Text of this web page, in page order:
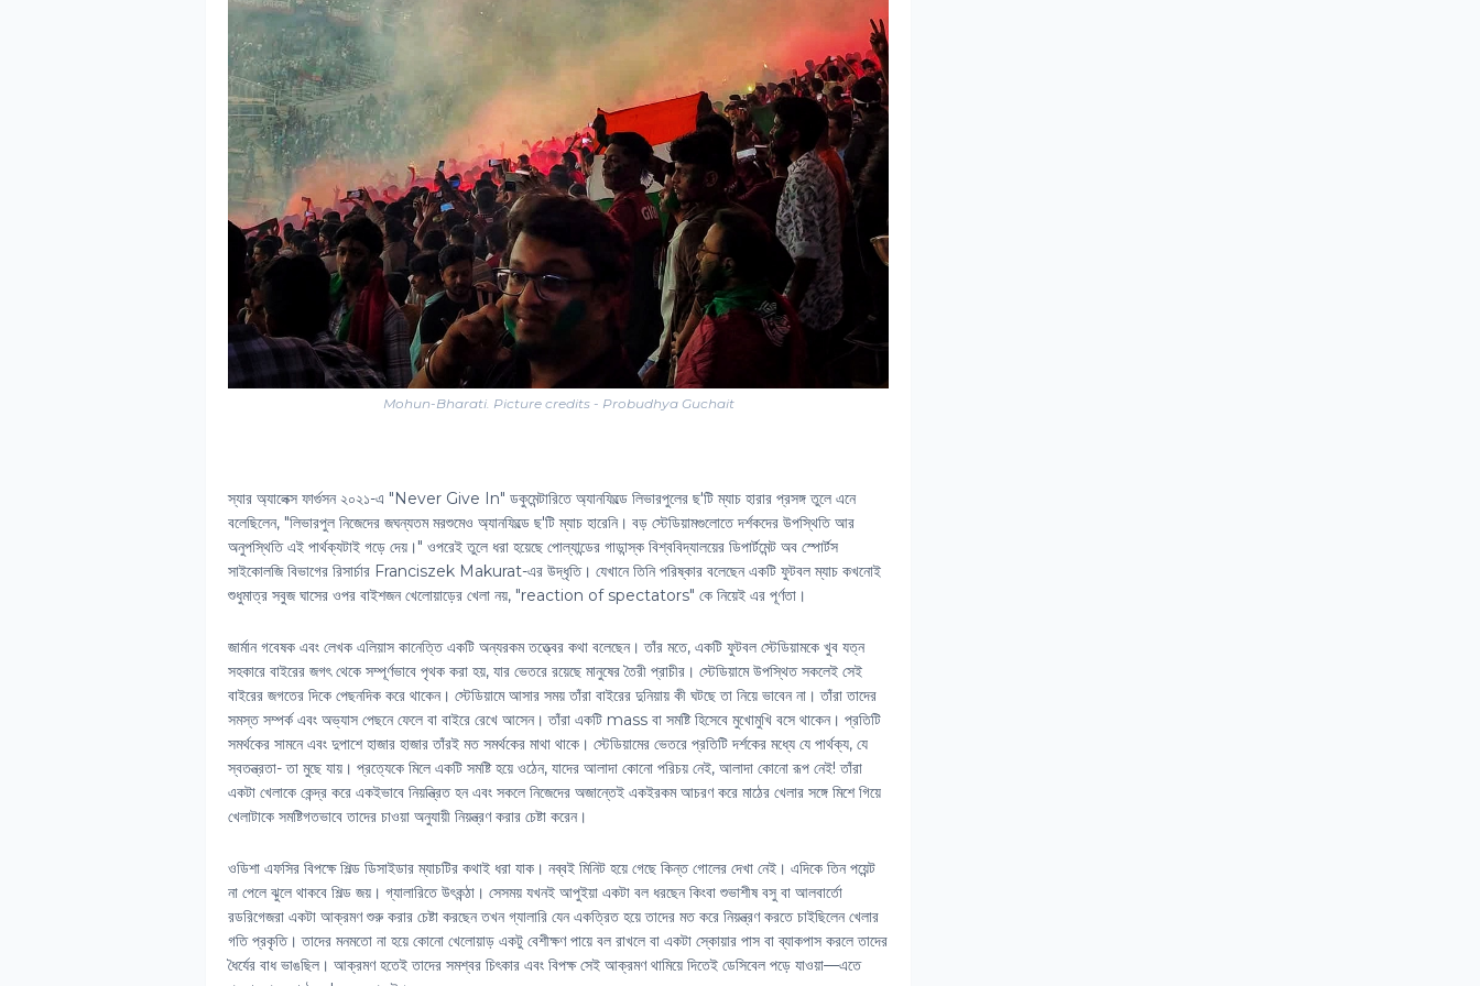
Mohun-Bharati. Picture credits - Probudhya Guchait
স্যার অ্যালেক্স ফার্গুসন ২০২১-এ "Never Give In" ডকুমেন্টারিতে অ্যানফিল্ডে লিভারপুলের ছ'টি ম্যাচ হারার প্রসঙ্গ তুলে এনে
বলেছিলেন, "লিভারপুল নিজেদের জঘন্যতম মরশুমেও অ্যানফিল্ডে ছ'টি ম্যাচ হারেনি। বড় স্টেডিয়ামগুলোতে দর্শকদের উপস্থিতি আর
অনুপস্থিতি এই পার্থক্যটাই গড়ে দেয়।" ওপরেই তুলে ধরা হয়েছে পোল্যান্ডের গাডান্স্ক বিশ্ববিদ্যালয়ের ডিপার্টমেন্ট অব স্পোর্টস
সাইকোলজি বিভাগের রিসার্চার Franciszek Makurat-এর উদ্ধৃতি। যেখানে তিনি পরিষ্কার বলেছেন একটি ফুটবল ম্যাচ কখনোই
শুধুমাত্র সবুজ ঘাসের ওপর বাইশজন খেলোয়াড়ের খেলা নয়, "reaction of spectators" কে নিয়েই এর পূর্ণতা।
জার্মান গবেষক এবং লেখক এলিয়াস কানেত্তি একটি অন্যরকম তত্ত্বের কথা বলেছেন। তাঁর মতে, একটি ফুটবল স্টেডিয়ামকে খুব যত্ন
সহকারে বাইরের জগৎ থেকে সম্পূর্ণভাবে পৃথক করা হয়, যার ভেতরে রয়েছে মানুষের তৈরী প্রাচীর। স্টেডিয়ামে উপস্থিত সকলেই সেই
বাইরের জগতের দিকে পেছনদিক করে থাকেন। স্টেডিয়ামে আসার সময় তাঁরা বাইরের দুনিয়ায় কী ঘটছে তা নিয়ে ভাবেন না। তাঁরা তাদের
সমস্ত সম্পর্ক এবং অভ্যাস পেছনে ফেলে বা বাইরে রেখে আসেন। তাঁরা একটি mass বা সমষ্টি হিসেবে মুখোমুখি বসে থাকেন। প্রতিটি
সমর্থকের সামনে এবং দুপাশে হাজার হাজার তাঁরই মত সমর্থকের মাথা থাকে। স্টেডিয়ামের ভেতরে প্রতিটি দর্শকের মধ্যে যে পার্থক্য, যে
স্বতন্ত্রতা- তা মুছে যায়। প্রত্যেকে মিলে একটি সমষ্টি হয়ে ওঠেন, যাদের আলাদা কোনো পরিচয় নেই, আলাদা কোনো রূপ নেই! তাঁরা
একটা খেলাকে কেন্দ্র করে একইভাবে নিয়ন্ত্রিত হন এবং সকলে নিজেদের অজান্তেই একইরকম আচরণ করে মাঠের খেলার সঙ্গে মিশে গিয়ে
খেলাটাকে সমষ্টিগতভাবে তাদের চাওয়া অনুযায়ী নিয়ন্ত্রণ করার চেষ্টা করেন।
ওডিশা এফসির বিপক্ষে শিল্ড ডিসাইডার ম্যাচটির কথাই ধরা যাক। নব্বই মিনিট হয়ে গেছে কিন্ত গোলের দেখা নেই। এদিকে তিন পয়েন্ট
না পেলে ঝুলে থাকবে শিল্ড জয়। গ্যালারিতে উৎকন্ঠা। সেসময় যখনই আপুইয়া একটা বল ধরছেন কিংবা শুভাশীষ বসু বা আলবার্তো
রডরিগেজরা একটা আক্রমণ শুরু করার চেষ্টা করছেন তখন গ্যালারি যেন একত্রিত হয়ে তাদের মত করে নিয়ন্ত্রণ করতে চাইছিলেন খেলার
গতি প্রকৃতি। তাদের মনমতো না হয়ে কোনো খেলোয়াড় একটু বেশীক্ষণ পায়ে বল রাখলে বা একটা স্কোয়ার পাস বা ব্যাকপাস করলে তাদের
ধৈর্যের বাধ ভাঙছিল। আক্রমণ হতেই তাদের সমশ্বর চিৎকার এবং বিপক্ষ সেই আক্রমণ থামিয়ে দিতেই ডেসিবেল পড়ে যাওয়া—এতে